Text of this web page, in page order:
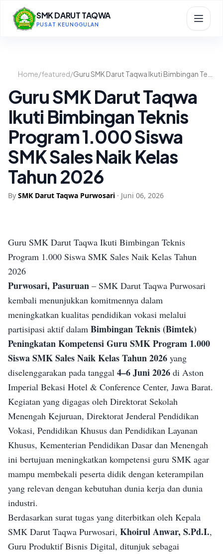
SMK DARUT TAQWA
PUSAT KEUNGGULAN
Home/featured/
Guru SMK Darut Taqwa
Ikuti Bimbingan Teknis
Program 1.000 Siswa
SMK Sales Naik Kelas
Tahun 2026
By SMK Darut Taqwa Purwosari · Juni 06, 2026
Guru SMK Darut Taqwa Ikuti Bimbingan Teknis
Program 1.000 Siswa SMK Sales Naik Kelas Tahun
2026
Purwosari, Pasuruan – SMK Darut Taqwa Purwosari
kembali menunjukkan komitmennya dalam
meningkatkan kualitas pendidikan vokasi melalui
partisipasi aktif dalam Bimbingan Teknis (Bimtek)
Peningkatan Kompetensi Guru SMK Program 1.000
Siswa SMK Sales Naik Kelas Tahun 2026 yang
diselenggarakan pada tanggal 4–6 Juni 2026 di Aston
Imperial Bekasi Hotel & Conference Center, Jawa Barat.
Kegiatan yang digagas oleh Direktorat Sekolah
Menengah Kejuruan, Direktorat Jenderal Pendidikan
Vokasi, Pendidikan Khusus dan Pendidikan Layanan
Khusus, Kementerian Pendidikan Dasar dan Menengah
ini bertujuan meningkatkan kompetensi guru SMK agar
mampu membekali peserta didik dengan keterampilan
yang relevan dengan kebutuhan dunia kerja dan dunia
industri.
Berdasarkan surat tugas yang diterbitkan oleh Kepala
SMK Darut Taqwa Purwosari, Khoirul Anwar, S.Pd.I.,
Guru Produktif Bisnis Digital, ditunjuk sebagai